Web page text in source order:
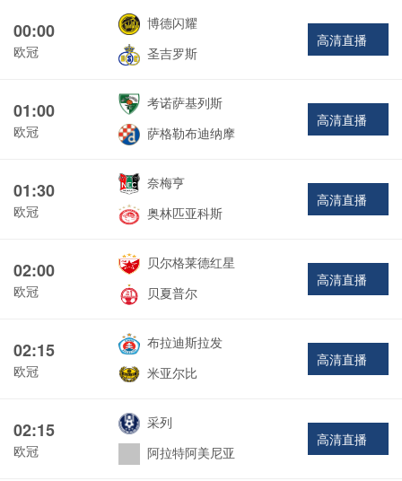
00:00
欧冠
博德闪耀
圣吉罗斯
高清直播
01:00
欧冠
考诺萨基列斯
萨格勒布迪纳摩
高清直播
01:30
欧冠
奈梅亨
奥林匹亚科斯
高清直播
02:00
欧冠
贝尔格莱德红星
贝夏普尔
高清直播
02:15
欧冠
布拉迪斯拉发
米亚尔比
高清直播
02:15
欧冠
采列
阿拉特阿美尼亚
高清直播